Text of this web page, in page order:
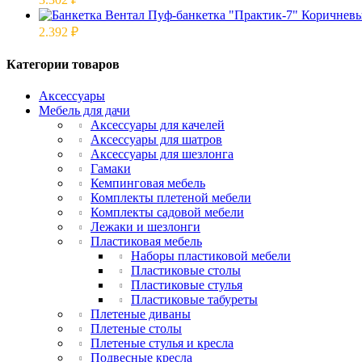
2.392 ₽
Категории товаров
Аксессуары
Мебель для дачи
Аксессуары для качелей
Аксессуары для шатров
Аксессуары для шезлонга
Гамаки
Кемпинговая мебель
Комплекты плетеной мебели
Комплекты садовой мебели
Лежаки и шезлонги
Пластиковая мебель
Наборы пластиковой мебели
Пластиковые столы
Пластиковые стулья
Пластиковые табуреты
Плетеные диваны
Плетеные столы
Плетеные стулья и кресла
Подвесные кресла